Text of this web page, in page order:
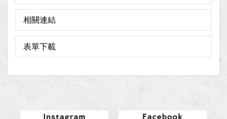
相關連結
表單下載